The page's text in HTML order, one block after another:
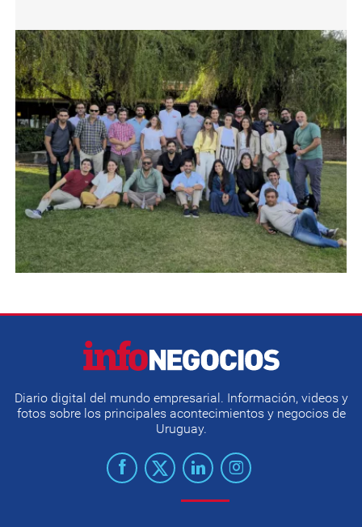
Diario digital del mundo empresarial. Información, videos y
fotos sobre los principales acontecimientos y negocios de
Uruguay.